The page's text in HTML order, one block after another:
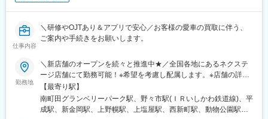
田駅、香里園駅、萩原天神駅、寝屋川市駅、摂津駅、土師ノ里
駅、箕面萱野駅、宮之阪駅、西新町駅、道場南口駅、土山駅、出
東山公園駅(鳥取県)、東松江駅(島根県)、清輝橋駅、福井駅(岡山
県)、早島駅、安芸中野駅、山陽女学園前駅、牛田駅(広島県)、神
辺駅、東福山駅、山口駅(山口県)、防府駅、吉成駅、丸亀駅、円座
駅、土橋駅(愛媛県)、知寄町二丁目駅、水城駅、新宮中央駅、笹原
駅、竹下駅、折尾駅、室見駅、門司駅、佐賀駅、道ノ尾駅、幸
駅、平成駅、竜田口駅、鶴崎駅、南大分駅、南延岡駅、日向住吉
仕事内容
＼研修やOJTあり＆アプリで安心／お客様の愛車の買取に伴う、
ご案内や手続きをお願いします。
勤務地
＼新店舗のオープンを続々と推進中★／全国各地にあるネクステ
ージ店舗にて勤務可能！※希望を考慮し配属します。※店舗の詳細
については下記＜勤務地一覧＞をご確認ください。転勤がない働
き方のご希望もOK！★エリア限定(中域型)★転勤なし(地域型)で
の勤務形態も選択可能です！★自動車通勤OK（一部除く）★受動
【最寄り駅】
南町田グランベリーパーク駅、野々市駅(ＩＲいしかわ鉄道線)、平
成駅、新金岡駅、上野幌駅、上塩屋駅、西新町駅、動物公園駅、